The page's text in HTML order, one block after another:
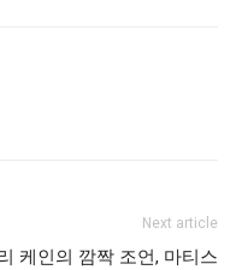
Next article
케인의 깜짝 조언, 마티스